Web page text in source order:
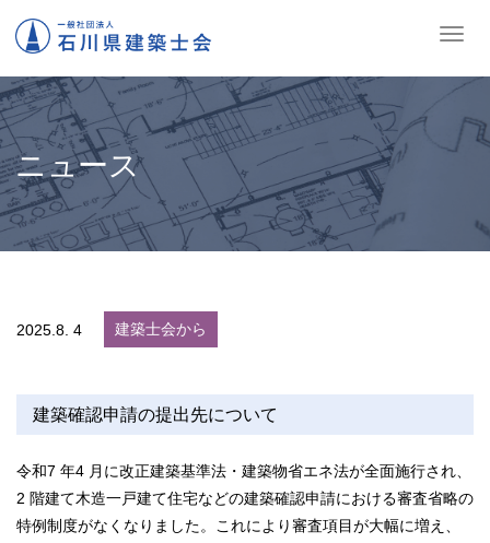
ナ
ゲ
シ
ョ
ニュース
2025. 8. 4 建築士会から
建築確認申請の提出先について
令和7 年4 月に改正建築基準法・建築物省エネ法が全面施行され、
2 階建て木造一戸建て住宅などの建築確認申請における審査省略の
特例制度がなくなりました。これにより審査項目が大幅に増え、